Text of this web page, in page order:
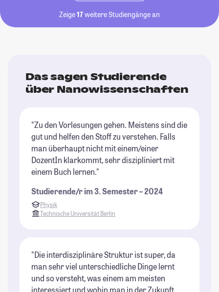
Zeige17weitere Studiengänge an
Das sagen Studierende
über Nanowissenschaften
"Zu den Vorlesungen gehen. Meistens sind die
gut und helfen den Stoff zu verstehen. Falls
man überhaupt nicht mit einem/einer
DozentIn klarkommt, sehr diszipliniert mit
einem Buch lernen."
Studierende/r im 3. Semester – 2024
Physik
Technische Universität Berlin
"Die interdisziplinäre Struktur ist super, da
man sehr viel unterschiedliche Dinge lernt
und so versteht, was einem am meisten